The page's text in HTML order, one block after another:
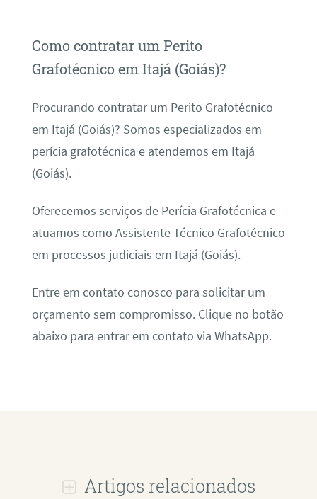
Como contratar um Perito
Grafotécnico em Itajá (Goiás)?
Procurando contratar um Perito Grafotécnico
em Itajá (Goiás)? Somos especializados em
perícia grafotécnica e atendemos em Itajá
(Goiás).
Oferecemos serviços de Perícia Grafotécnica e
atuamos como Assistente Técnico Grafotécnico
em processos judiciais em Itajá (Goiás).
Entre em contato conosco para solicitar um
orçamento sem compromisso. Clique no botão
abaixo para entrar em contato via WhatsApp.
Artigos relacionados